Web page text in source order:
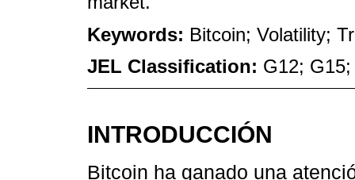
Keywords: Bitcoin; Volatility;
JEL Classification: G12;
INTRODUCCIÓN
Bitcoin ha ganado una